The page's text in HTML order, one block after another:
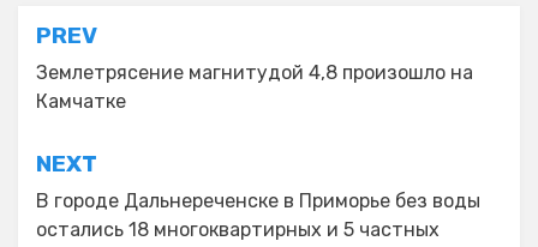
Навигация
по
записям
PREV
Землетрясение магнитудой 4,8 произошло на
Камчатке
NEXT
В городе Дальнереченске в Приморье без воды
остались 18 многоквартирных и 5 частных